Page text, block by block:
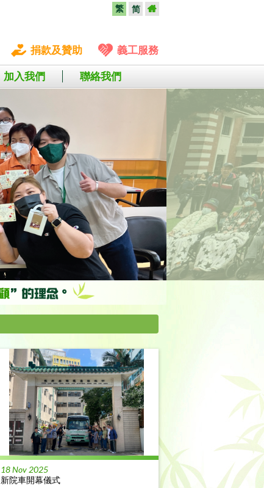
繁 简
加入我們 聯絡我們
捐款及贊助 義工服務
18 Nov 2025
新院車開幕儀式